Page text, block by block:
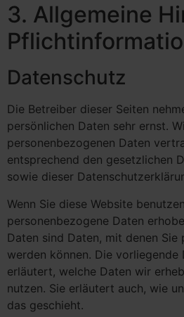
3. Allgemeine
Datenschutz
Die Betreiber dieser Seiten
persönlichen Daten sehr ernst.
personenbezogenen Daten
entsprechend den gesetzlichen
sowie dieser
Wenn Sie diese Website
personenbezogene Daten
Daten sind Daten, mit denen
werden können. Die vorliegende
erläutert, welche Daten wir
nutzen. Sie erläutert auch, wie
das geschieht.